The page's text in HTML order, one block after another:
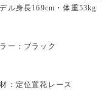
ル身長169cm・体重53kg
ー：ブラック
：定位置花レース